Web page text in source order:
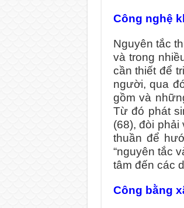
Công nghệ
Nguyên tắc
và trong
cần thiết để
người, qua
gồm và
Từ đó phát
(68), đòi
thuần để
“nguyên tắc
tâm đến các
Công bằng